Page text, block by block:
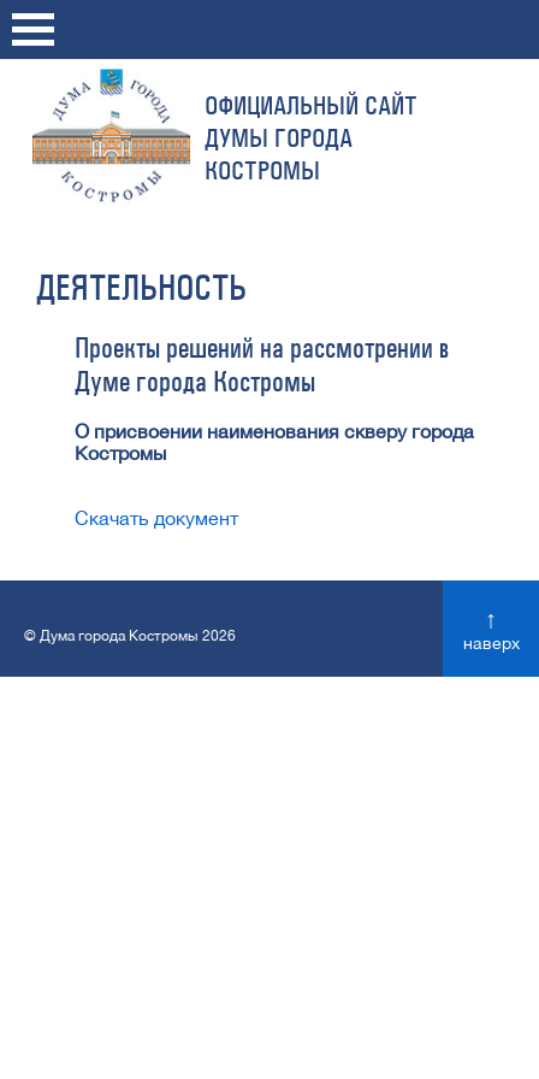
ОФИЦИАЛЬНЫЙ САЙТ
ДУМЫ ГОРОДА
КОСТРОМЫ
ДЕЯТЕЛЬНОСТЬ
Проекты решений на рассмотрении в
Думе города Костромы
О присвоении наименования скверу города
Костромы
Скачать документ
© Дума города Костромы 2026
↑
наверх